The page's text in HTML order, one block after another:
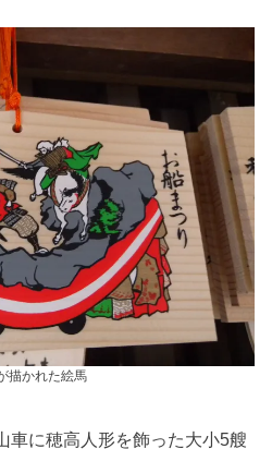
描かれた絵馬
車に穂高人形を飾った大小5艘